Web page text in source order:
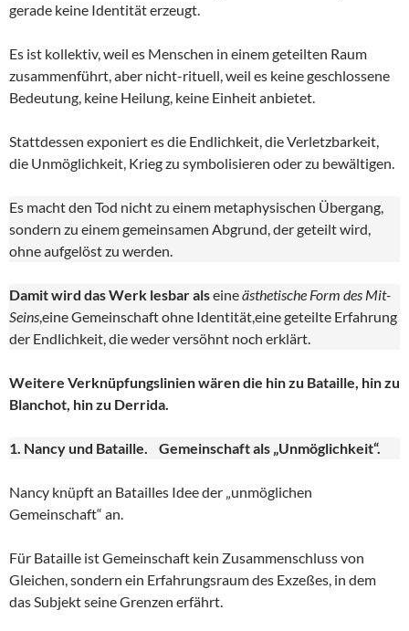
gerade keine Identität erzeugt.
Es ist kollektiv, weil es Menschen in einem geteilten Raum
zusammenführt, aber nicht-rituell, weil es keine geschlossene
Bedeutung, keine Heilung, keine Einheit anbietet.
Stattdessen exponiert es die Endlichkeit, die Verletzbarkeit,
die Unmöglichkeit, Krieg zu symbolisieren oder zu bewältigen.
Es macht den Tod nicht zu einem metaphysischen Übergang,
sondern zu einem gemeinsamen Abgrund, der geteilt wird,
ohne aufgelöst zu werden.
Damit wird das Werk lesbar alseineästhetische Form des Mit-
Seins,eine Gemeinschaft ohne Identität,eine geteilte Erfahrung
der Endlichkeit, die weder versöhnt noch erklärt.
Weitere Verknüpfungslinien wären die hin zu Bataille, hin zu
Blanchot, hin zu Derrida.
1. Nancy und Bataille. Gemeinschaft als „Unmöglichkeit“.
Nancy knüpft an Batailles Idee der „unmöglichen
Gemeinschaft“ an.
Für Bataille ist Gemeinschaft kein Zusammenschluss von
Gleichen, sondern ein Erfahrungsraum des Exzeßes, in dem
das Subjekt seine Grenzen erfährt.